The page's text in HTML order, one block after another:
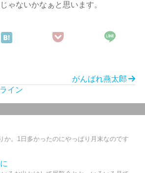
ゃないかなぁと思います。
がんばれ燕太郎
イン
か。1日多かったのにやっぱり月末なのです